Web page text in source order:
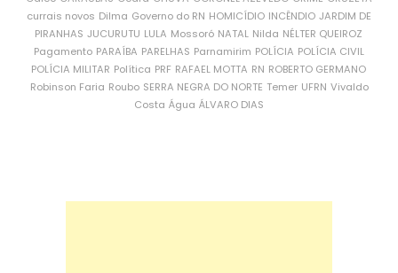
currais novos Dilma Governo do RN HOMICÍDIO INCÊNDIO JARDIM DE
PIRANHAS JUCURUTU LULA Mossoró NATAL Nilda NÉLTER QUEIROZ
Pagamento PARAÍBA PARELHAS Parnamirim POLÍCIA POLÍCIA CIVIL
POLÍCIA MILITAR Política PRF RAFAEL MOTTA RN ROBERTO GERMANO
Robinson Faria Roubo SERRA NEGRA DO NORTE Temer UFRN Vivaldo
Costa Água ÁLVARO DIAS